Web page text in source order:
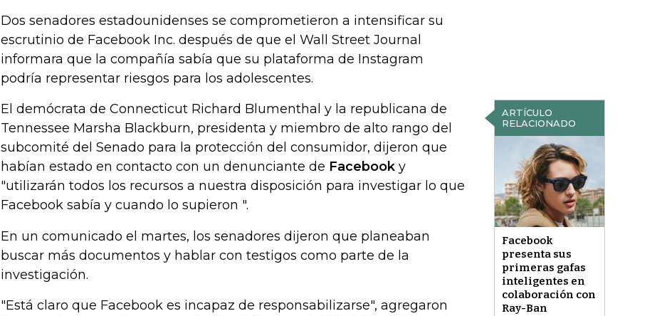
Dos senadores estadounidenses se comprometieron a intensificar su
escrutinio de Facebook Inc. después de que el Wall Street Journal
informara que la compañía sabía que su plataforma de Instagram
podría representar riesgos para los adolescentes.
ARTÍCULO
RELACIONADO
Facebook
presenta sus
primeras gafas
inteligentes en
colaboración con
Ray-Ban
El demócrata de Connecticut Richard Blumenthal y la republicana de
Tennessee Marsha Blackburn, presidenta y miembro de alto rango del
subcomité del Senado para la protección del consumidor, dijeron que
habían estado en contacto con un denunciante de Facebook y
"utilizarán todos los recursos a nuestra disposición para investigar lo que
Facebook sabía y cuando lo supieron ".
En un comunicado el martes, los senadores dijeron que planeaban
buscar más documentos y hablar con testigos como parte de la
investigación.
"Está claro que Facebook es incapaz de responsabilizarse", agregaron